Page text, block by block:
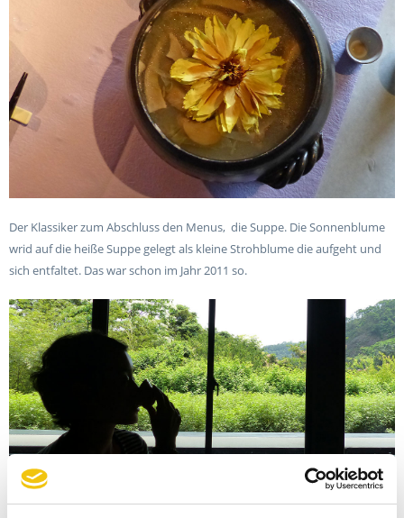
Der Klassiker zum Abschluss den Menus, die Suppe. Die Sonnenblume
wrid auf die heiße Suppe gelegt als kleine Strohblume die aufgeht und
sich entfaltet. Das war schon im Jahr 2011 so.